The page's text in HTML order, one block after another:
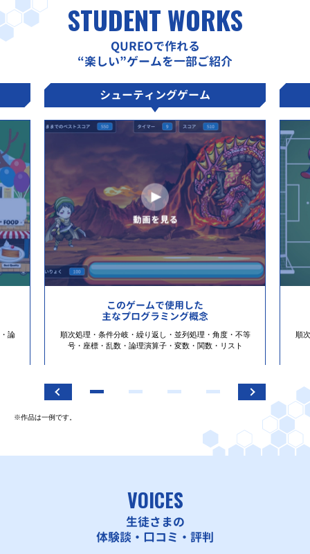
STUDENT WORKS
QUREOで作れる
“楽しい”ゲームを一部ご紹介
論
シューティングゲーム
このゲームで使用した
主なプログラミング概念
順次処理・条件分岐・繰り返し・並列処理・角度・不等
号・座標・乱数・論理演算子・変数・関数・リスト
順
※作品は一例です。
VOICES
生徒さまの
体験談・口コミ・評判